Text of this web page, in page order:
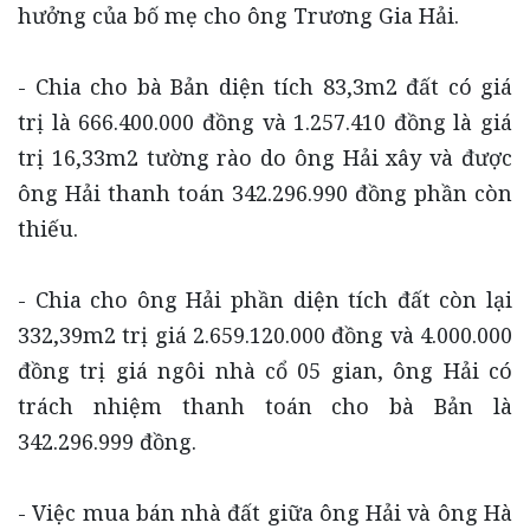
hưởng của bố mẹ cho ông Trương Gia Hải.
- Chia cho bà Bản diện tích 83,3m2 đất có giá
trị là 666.400.000 đồng và 1.257.410 đồng là giá
trị 16,33m2 tường rào do ông Hải xây và được
ông Hải thanh toán 342.296.990 đồng phần còn
thiếu.
- Chia cho ông Hải phần diện tích đất còn lại
332,39m2 trị giá 2.659.120.000 đồng và 4.000.000
đồng trị giá ngôi nhà cổ 05 gian, ông Hải có
trách nhiệm thanh toán cho bà Bản là
342.296.999 đồng.
- Việc mua bán nhà đất giữa ông Hải và ông Hà